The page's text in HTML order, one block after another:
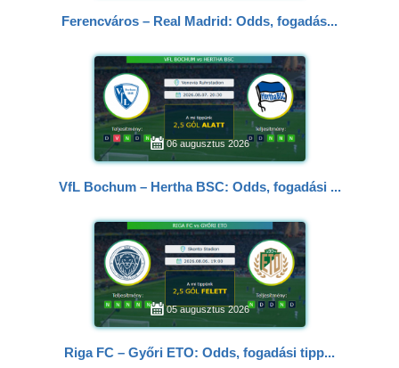
Ferencváros – Real Madrid: Odds, fogadás...
06 augusztus 2026
VfL Bochum – Hertha BSC: Odds, fogadási ...
05 augusztus 2026
Riga FC – Győri ETO: Odds, fogadási tipp...